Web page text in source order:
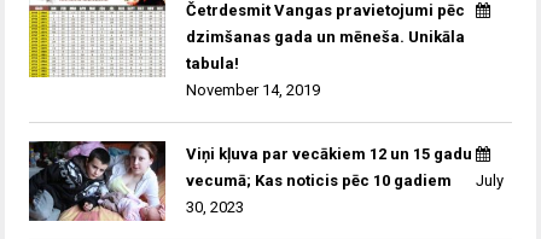
Četrdesmit Vangas pravietojumi pēc
dzimšanas gada un mēneša. Unikāla
tabula!
November 14, 2019
Viņi kļuva par vecākiem 12 un 15 gadu
vecumā; Kas noticis pēc 10 gadiem
July
30, 2023